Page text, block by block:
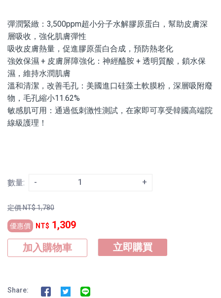
彈潤緊緻：3,500ppm超小分子水解膠原蛋白，幫助皮膚深
層吸收，強化肌膚彈性
吸收皮膚熱量，促進膠原蛋白合成，預防熱老化
強效保濕 + 皮膚屏障強化：神經醯胺 + 透明質酸，鎖水保
濕，維持水潤肌膚
溫和清潔，改善毛孔：美國進口硅藻土軟膜粉，深層吸附廢
物，毛孔縮小11.62%
敏感肌可用：通過低刺激性測試，在家即可享受韓國高端院
線級護理！
數量: +
-
定價NT$1,780
優惠價 NT$ 1,309
加入購物車
立即購買
Share: